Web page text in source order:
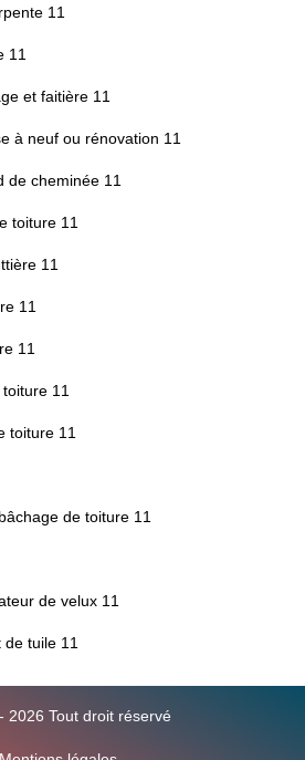
11
11
et faitière 11
à neuf ou rénovation 11
de cheminée 11
toiture 11
11
11
11
11
toiture 11
de toiture 11
de velux 11
tuile 11
2026 Tout droit réservé